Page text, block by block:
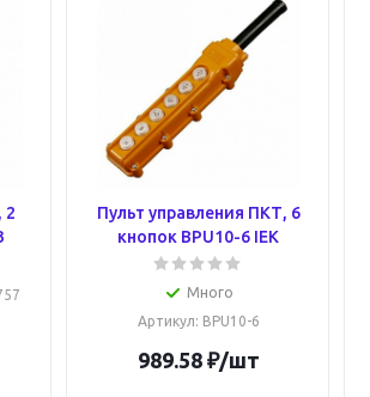
2
Пульт управления ПКТ, 6
кнопок BPU10-6 IEK
Много
Артикул: BPU10-6
989.58₽/шт